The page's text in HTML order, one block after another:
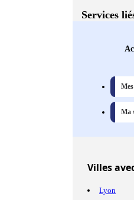
Services
Ma
Villes
Lyon